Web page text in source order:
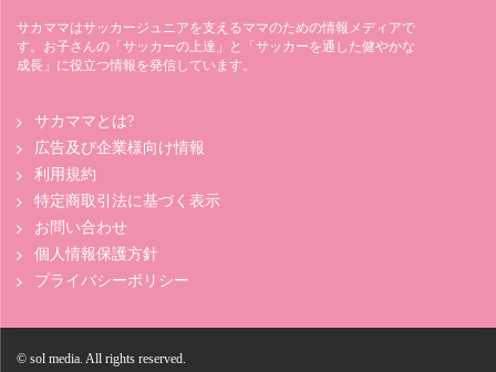
サカママはサッカージュニアを支えるママのための情報メディアで
す。お子さんの「サッカーの上達」と「サッカーを通した健やかな
成長」に役立つ情報を発信しています。
サカママとは?
広告及び企業様向け情報
利用規約
特定商取引法に基づく表示
お問い合わせ
個人情報保護方針
プライバシーポリシー
© sol media. All rights reserved.